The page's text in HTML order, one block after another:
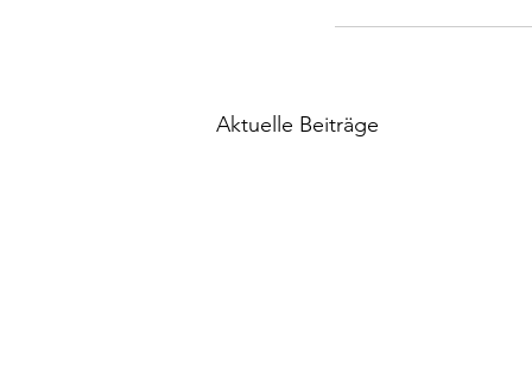
Aktuelle Beiträge